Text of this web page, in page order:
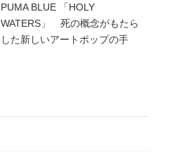
PUMA BLUE 「HOLY
WATERS」 死の概念がもたら
した新しいアートポップの手